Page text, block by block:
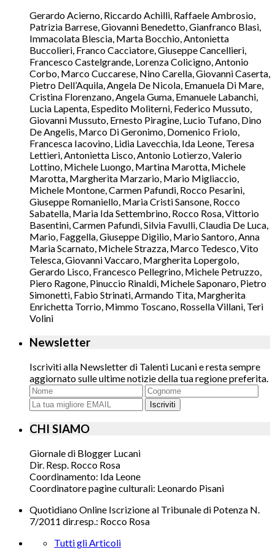
Gerardo Acierno, Riccardo Achilli, Raffaele Ambrosio,
Patrizia Barrese, Giovanni Benedetto, Gianfranco Blasi,
Immacolata Blescia, Marta Bocchio, Antonietta
Buccolieri, Franco Cacciatore, Giuseppe Cancellieri,
Francesco Castelgrande, Lorenza Colicigno, Antonio
Corbo, Marco Cuccarese, Nino Carella, Giovanni Caserta,
Pietro Dell’Aquila, Angela De Nicola, Emanuela Di Mare,
Cristina Florenzano, Angela Guma, Emanuele Labanchi,
Lucia Lapenta, Espedito Moliterni, Federico Mussuto,
Giovanni Mussuto, Ernesto Piragine, Lucio Tufano, Dino
De Angelis, Marco Di Geronimo, Domenico Friolo,
Francesca Iacovino, Lidia Lavecchia, Ida Leone, Teresa
Lettieri, Antonietta Lisco, Antonio Lotierzo, Valerio
Lottino, Michele Luongo, Martina Marotta, Michele
Marotta, Margherita Marzario, Mario Migliaccio,
Michele Montone, Carmen Pafundi, Rocco Pesarini,
Giuseppe Romaniello, Maria Cristi Sansone, Rocco
Sabatella, Maria Ida Settembrino, Rocco Rosa, Vittorio
Basentini, Carmen Pafundi, Silvia Favulli, Claudia De Luca,
Mario, Faggella, Giuseppe Digilio, Mario Santoro, Anna
Maria Scarnato, Michele Strazza, Marco Tedesco, Vito
Telesca, Giovanni Vaccaro, Margherita Lopergolo,
Gerardo Lisco, Francesco Pellegrino, Michele Petruzzo,
Piero Ragone, Pinuccio Rinaldi, Michele Saponaro, Pietro
Simonetti, Fabio Strinati, Armando Tita, Margherita
Enrichetta Torrio, Mimmo Toscano, Rossella Villani, Teri
Volini
Newsletter
Iscriviti alla Newsletter di Talenti Lucani e resta sempre
aggiornato sulle ultime notizie della tua regione preferita.
Iscriviti
CHI SIAMO
Giornale di Blogger Lucani
Dir. Resp. Rocco Rosa
Coordinamento: Ida Leone
Coordinatore pagine culturali: Leonardo Pisani
Quotidiano Online Iscrizione al Tribunale di Potenza N.
7/2011 dir.resp.: Rocco Rosa
Tutti gli Articoli